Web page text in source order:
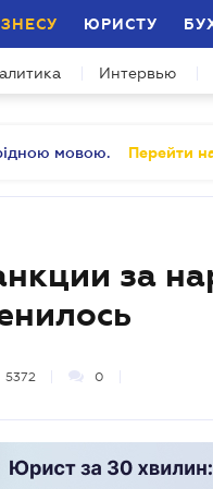
ЮРИСТУ
Интервью
мовою. Перейти
за
5372 0